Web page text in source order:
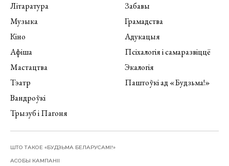
Літаратура
Музыка
Кіно
Афіша
Мастацтва
Тэатр
Вандроўкі
Трызуб і Пагоня
Забавы
Грамадства
Адукацыя
Псіхалогія і самаразвіццё
Экалогія
Паштоўкі ад «Будзьма!»
ШТО ТАКОЕ «БУДЗЬМА БЕЛАРУСАМІ!»
АСОБЫ КАМПАНІІ